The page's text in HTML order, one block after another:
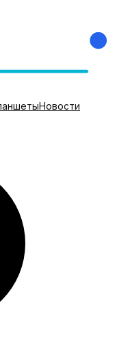
Новости